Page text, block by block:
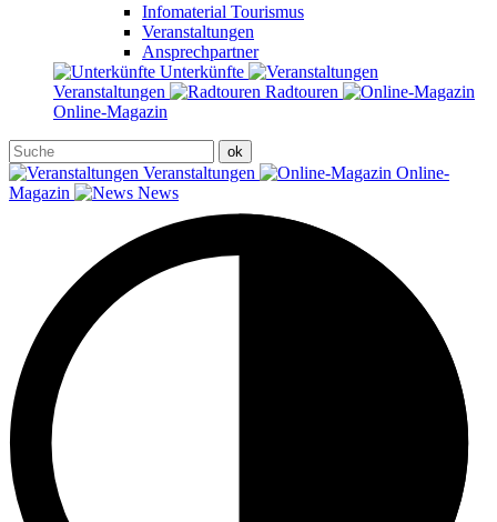
Infomaterial Tourismus
Veranstaltungen
Ansprechpartner
Unterkünfte
Veranstaltungen
Radtouren
Online-Magazin
Veranstaltungen
Online-
Magazin
News